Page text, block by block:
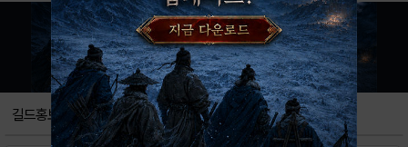
애완동물 대전 보너스 이벤트가 시작됩니다!
길드홍보